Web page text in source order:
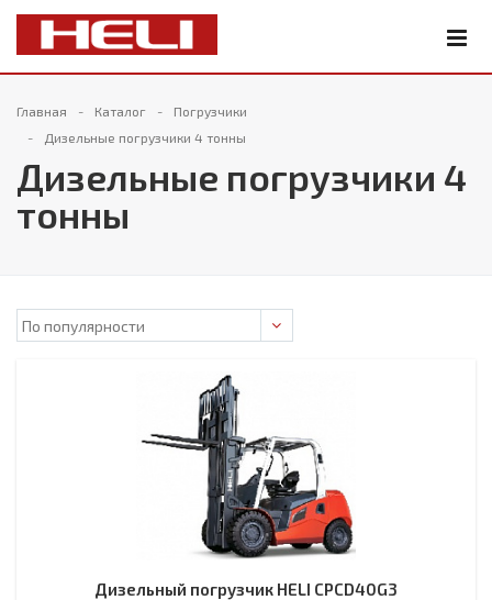
Главная Каталог
Погрузчики
Дизельные погрузчики 4 тонны
Дизельные погрузчики 4
тонны
Дизельный погрузчик HELI CPCD40G3